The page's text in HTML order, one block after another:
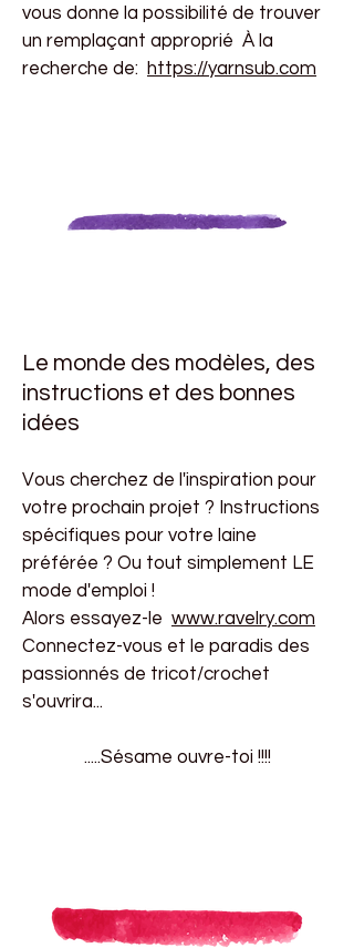
vous donne la possibilité de trouver
un remplaçant approprié À la
recherche de:
https://yarnsub.com
Le monde des modèles, des
instructions et des bonnes
idées
Vous cherchez de l'inspiration pour
votre prochain projet ? Instructions
spécifiques pour votre laine
préférée ? Ou tout simplement LE
mode d'emploi !
Alors essayez-le www.ravelry.com
Connectez-vous et le paradis des
passionnés de tricot/crochet
s'ouvrira...
.....Sésame ouvre-toi !!!!